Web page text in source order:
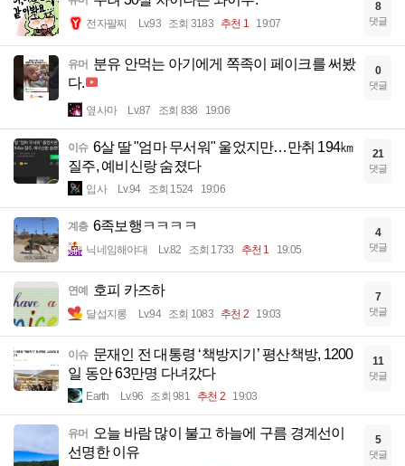
전자팔찌 Lv.93 조회 3183 추천 1 19:07
8
댓글
유머 분유 안먹는 아기에게 쪽족이 페이크를 써봤
다.
옆사마 Lv.87 조회 838 19:06
0
댓글
이슈 6살 딸 "엄마 무서워" 울었지만…만취 194㎞
질주, 예비신랑 숨졌다
입사 Lv.94 조회 1524 19:06
21
댓글
계층 6족보행ㅋㅋㅋㅋ
닉네임해야대 Lv.82 조회 1733 추천 1 19:05
4
댓글
연예 호피 카즈하
달섭지롱 Lv.94 조회 1083 추천 2 19:03
7
댓글
이슈 문재인 전 대통령 ‘책방지기’ 평산책방, 1200
일 동안 63만명 다녀갔다
Earth Lv.96 조회 981 추천 2 19:03
11
댓글
유머
오늘 바람 많이 불고 하늘에 구름 경계선이
선명한 이유
5
댓글